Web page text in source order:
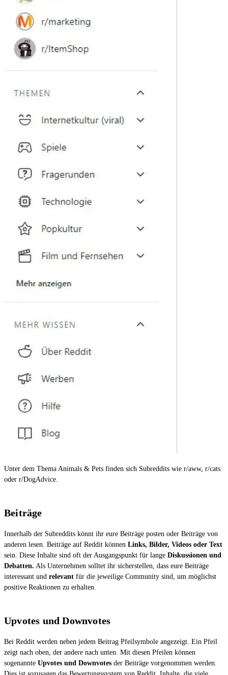
Unter dem Thema Animals & Pets finden sich Subreddits wie r/aww, r/cats
oder r/DogAdvice.
Beiträge
Innerhalb der Subreddits könnt ihr eure Beiträge posten oder Beiträge von
anderen lesen. Beiträge auf Reddit können Links, Bilder, Videos oder Text
sein. Diese Inhalte sind oft der Ausgangspunkt für lange Diskussionen und
Debatten. Als Unternehmen solltet ihr sicherstellen, dass eure Beiträge
interessant und relevant für die jeweilige Community sind, um möglichst
positive Reaktionen zu erhalten.
Upvotes und Downvotes
Bei Reddit werden neben jedem Beitrag Pfeilsymbole angezeigt. Ein Pfeil
zeigt nach oben, der andere nach unten. Mit diesen Pfeilen können
sogenannte Upvotes und Downvotes der Beiträge vorgenommen werden.